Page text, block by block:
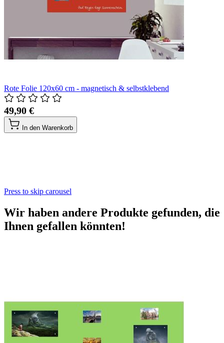
Rote Folie 120x60 cm - magnetisch & selbstklebend
49,90 €
In den Warenkorb
Press to skip carousel
Wir haben andere Produkte gefunden, die
Ihnen gefallen könnten!